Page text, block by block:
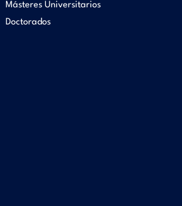
Másteres Universitarios
Doctorados